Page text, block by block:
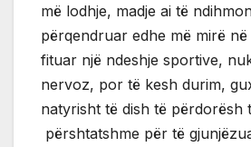
më lodhje, madje ai të
përqendruar edhe më mirë
fituar një ndeshje sportive,
nervoz, por të kesh durim,
natyrisht të dish të përdorësh
përshtatshme për të